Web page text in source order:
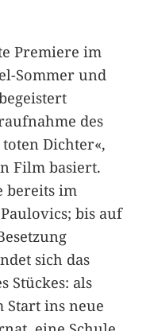
Premiere im
Sommer und
des
Dichter«,
Film basiert.
bereits im
bis auf
sich das
Stückes: als
Start ins neue